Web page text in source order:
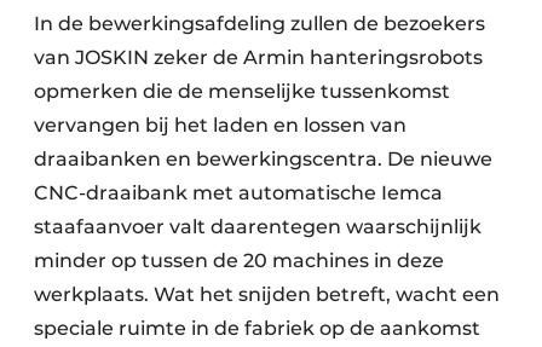
In de bewerkingsafdeling zullen de bezoekers
van JOSKIN zeker de Armin hanteringsrobots
opmerken die de menselijke tussenkomst
vervangen bij het laden en lossen van
draaibanken en bewerkingscentra. De nieuwe
CNC-draaibank met automatische Iemca
staafaanvoer valt daarentegen waarschijnlijk
minder op tussen de 20 machines in deze
werkplaats. Wat het snijden betreft, wacht een
speciale ruimte in de fabriek op de aankomst